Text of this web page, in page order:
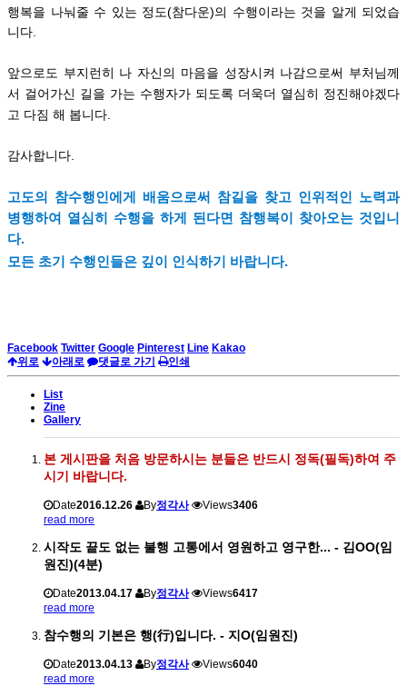
행복을 나눠줄 수 있는 정도(참다운)의 수행이라는 것을 알게 되었습
니다.
앞으로도 부지런히 나 자신의 마음을 성장시켜 나감으로써 부처님께
서 걸어가신 길을 가는 수행자가 되도록 더욱더 열심히 정진해야겠다
고 다짐 해 봅니다.
감사합니다.
고도의 참수행인에게 배움으로써 참길을 찾고 인위적인 노력과
병행하여 열심히 수행을 하게 된다면 참행복이 찾아오는 것입니
다.
모든 초기 수행인들은 깊이 인식하기 바랍니다.
Facebook Twitter Google Pinterest Line Kakao
위로
아래로 댓글로 가기 인쇄
List
Zine
Gallery
본 게시판을 처음 방문하시는 분들은 반드시 정독(필독)하여 주
시기 바랍니다.
Date2016.12.26 By정각사 Views3406
read more
시작도 끝도 없는 불행 고통에서 영원하고 영구한... - 김OO(임
원진)(4분)
Date2013.04.17 By정각사 Views6417
read more
참수행의 기본은 행(行)입니다. - 지O(임원진)
Date2013.04.13 By정각사 Views6040
read more